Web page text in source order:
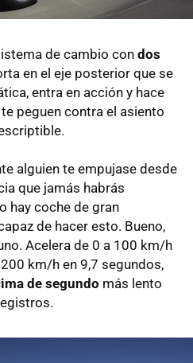
de cambio condos
en el eje posterior que se
entra en acción y hace
peguen contra el asiento
alguien te empujase desde
que jamás habrás
hay coche de gran
de hacer esto. Bueno,
Acelera de 0 a 100 km/h
km/h en 9,7 segundos,
de segundo más lento